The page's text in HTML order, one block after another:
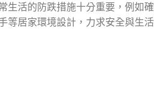
生活的防跌措施十分重要，例如確
等居家環境設計，力求安全與生活